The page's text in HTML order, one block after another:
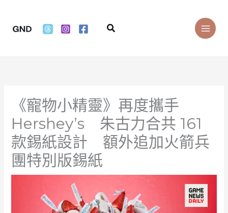
content
Search
《寵物小精靈》再度攜手
Hershey’s 朱古力合共 161
款錫紙設計 額外追加火箭兵
團特別版錫紙